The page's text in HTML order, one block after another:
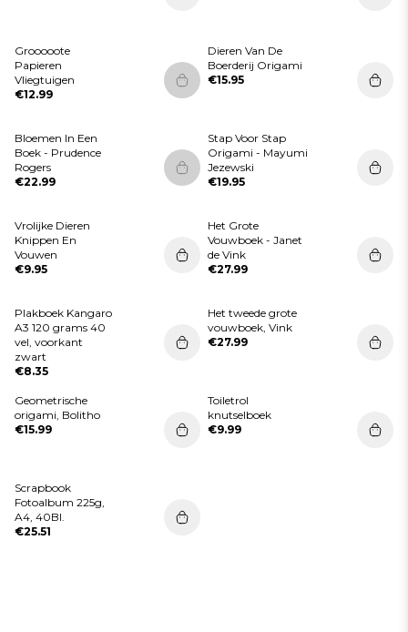
Grooooote
Papieren
Vliegtuigen
€12.99
Dit product is momenteel niet op
Dieren Van De
Boerderij Origami
€15.95
Bloemen In Een
Boek - Prudence
Rogers
€22.99
Dit product is momenteel niet op
Stap Voor Stap
Origami - Mayumi
Jezewski
€19.95
Vrolijke Dieren
Knippen En
Vouwen
€9.95
Het Grote
Vouwboek - Janet
de Vink
€27.99
Plakboek Kangaro
A3 120 grams 40
vel, voorkant
zwart
€8.35
Het tweede grote
vouwboek, Vink
€27.99
Geometrische
origami, Bolitho
€15.99
Toiletrol
knutselboek
€9.99
Scrapbook
Fotoalbum 225g,
A4, 40Bl.
€25.51